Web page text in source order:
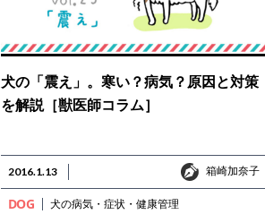
犬の「震え」。寒い？病気？原因と対策
を解説［獣医師コラム］
2016.1.13 箱崎加奈子
箱崎加奈子
DOG 犬の病気・症状・健康管理